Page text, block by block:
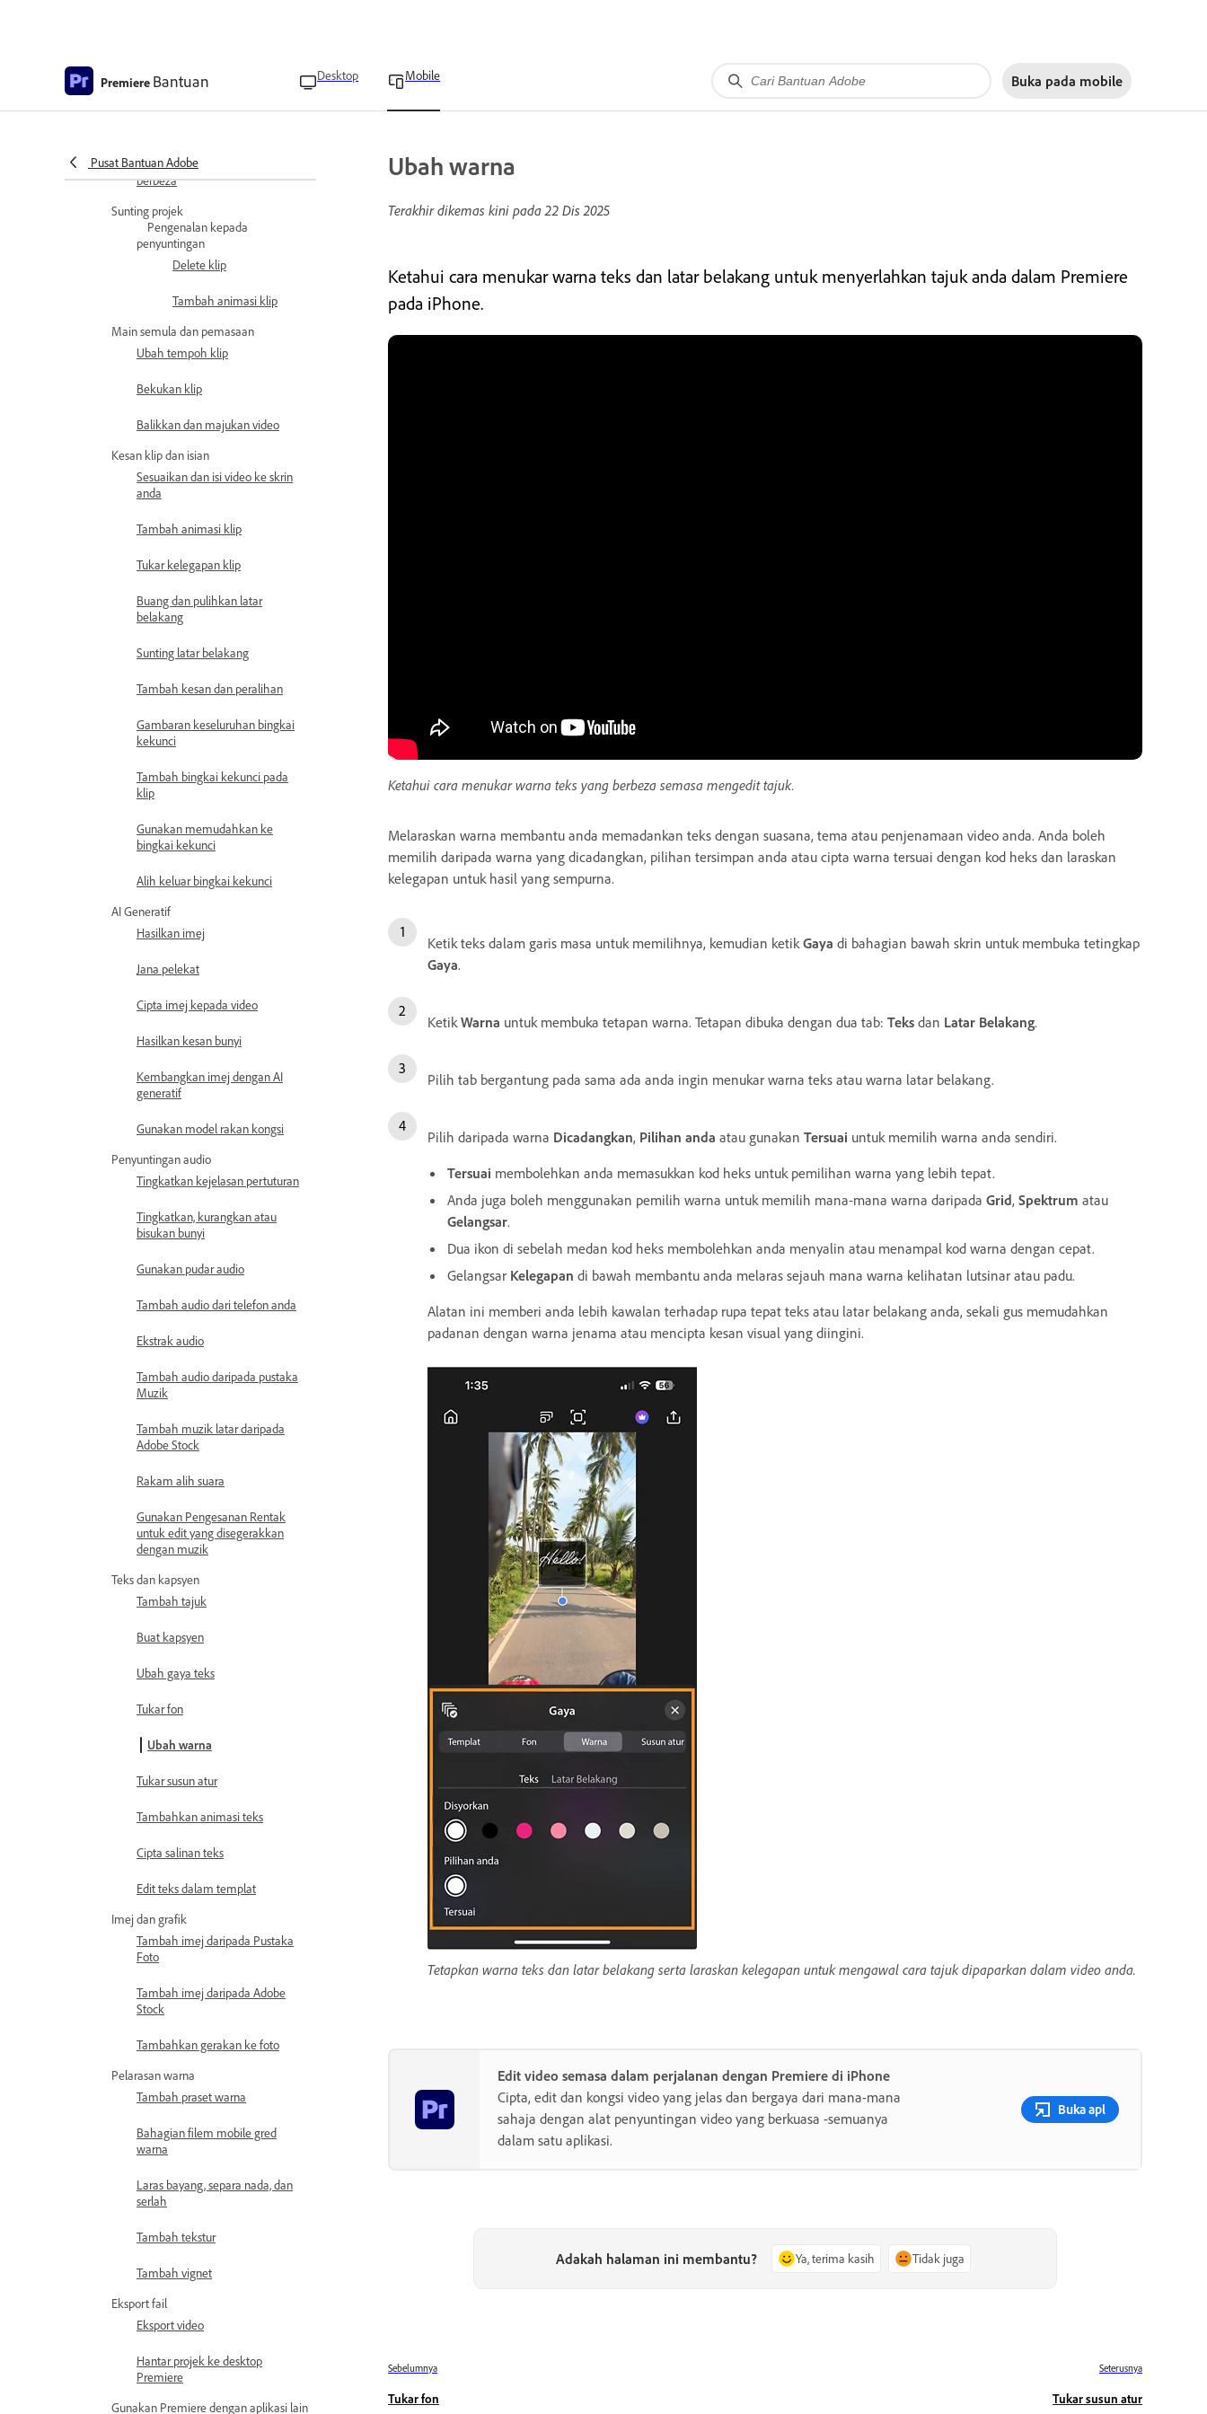
Premiere Bantuan Desktop Mobile Buka pada mobile
Pusat Bantuan Adobe
runut tindihan
Tukar nisbah aspek klip
automatik untuk nisbah aspek
berbeza
Sunting projek
Pengenalan kepada
penyuntingan
Delete klip
Tambah animasi klip
Main semula dan pemasaan
Ubah tempoh klip
Bekukan klip
Balikkan dan majukan video
Kesan klip dan isian
Sesuaikan dan isi video ke skrin
anda
Tambah animasi klip
Tukar kelegapan klip
Buang dan pulihkan latar
belakang
Sunting latar belakang
Tambah kesan dan peralihan
Gambaran keseluruhan bingkai
kekunci
Tambah bingkai kekunci pada
klip
Gunakan memudahkan ke
bingkai kekunci
Alih keluar bingkai kekunci
AI Generatif
Hasilkan imej
Jana pelekat
Cipta imej kepada video
Hasilkan kesan bunyi
Kembangkan imej dengan AI
generatif
Gunakan model rakan kongsi
Penyuntingan audio
Tingkatkan kejelasan pertuturan
Tingkatkan, kurangkan atau
bisukan bunyi
Gunakan pudar audio
Tambah audio dari telefon anda
Ekstrak audio
Tambah audio daripada pustaka
Muzik
Tambah muzik latar daripada
Adobe Stock
Rakam alih suara
Gunakan Pengesanan Rentak
untuk edit yang disegerakkan
dengan muzik
Teks dan kapsyen
Tambah tajuk
Buat kapsyen
Ubah gaya teks
Tukar fon
Ubah warna
Tukar susun atur
Tambahkan animasi teks
Cipta salinan teks
Edit teks dalam templat
Imej dan grafik
Tambah imej daripada Pustaka
Foto
Tambah imej daripada Adobe
Stock
Tambahkan gerakan ke foto
Pelarasan warna
Tambah praset warna
Bahagian filem mobile gred
warna
Laras bayang, separa nada, dan
serlah
Tambah tekstur
Tambah vignet
Eksport fail
Eksport video
Hantar projek ke desktop
Premiere
Gunakan Premiere dengan aplikasi lain
Ubah warna
Terakhir dikemas kini pada22 Dis 2025
Ketahui cara menukar warna teks dan latar belakang untuk menyerlahkan tajuk anda dalam Premiere
pada iPhone.
Ketahui cara menukar warna teks yang berbeza semasa mengedit tajuk.
Melaraskan warna membantu anda memadankan teks dengan suasana, tema atau penjenamaan video anda. Anda boleh
memilih daripada warna yang dicadangkan, pilihan tersimpan anda atau cipta warna tersuai dengan kod heks dan laraskan
kelegapan untuk hasil yang sempurna.
Ketik teks dalam garis masa untuk memilihnya, kemudian ketik Gaya di bahagian bawah skrin untuk membuka tetingkap
Gaya.
Ketik Warna untuk membuka tetapan warna. Tetapan dibuka dengan dua tab: Teks dan Latar Belakang.
Pilih tab bergantung pada sama ada anda ingin menukar warna teks atau warna latar belakang.
Pilih daripada warna Dicadangkan, Pilihan anda atau gunakan Tersuai untuk memilih warna anda sendiri.
Tersuai membolehkan anda memasukkan kod heks untuk pemilihan warna yang lebih tepat.
Anda juga boleh menggunakan pemilih warna untuk memilih mana-mana warna daripada Grid, Spektrum atau
Gelangsar.
Dua ikon di sebelah medan kod heks membolehkan anda menyalin atau menampal kod warna dengan cepat.
Gelangsar Kelegapan di bawah membantu anda melaras sejauh mana warna kelihatan lutsinar atau padu.
Alatan ini memberi anda lebih kawalan terhadap rupa tepat teks atau latar belakang anda, sekali gus memudahkan
padanan dengan warna jenama atau mencipta kesan visual yang diingini.
Tetapkan warna teks dan latar belakang serta laraskan kelegapan untuk mengawal cara tajuk dipaparkan dalam video anda.
Edit video semasa dalam perjalanan dengan Premiere di iPhone
Cipta, edit dan kongsi video yang jelas dan bergaya dari mana-mana
sahaja dengan alat penyuntingan video yang berkuasa -semuanya
dalam satu aplikasi.
Buka apl
Adakah halaman ini membantu? Ya, terima kasih Tidak juga
Sebelumnya
Tukar fon
Seterusnya
Tukar susun atur